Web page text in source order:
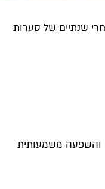
שנתיים של סערות
והשפעה משמעותית